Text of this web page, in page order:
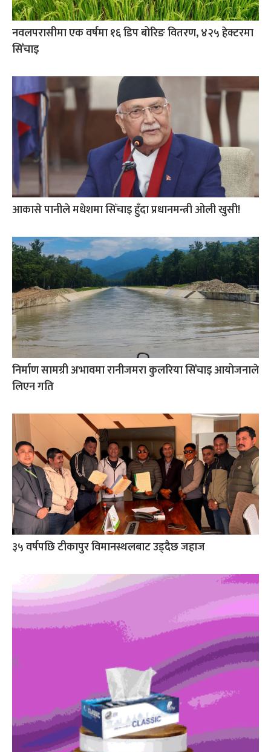
नवलपरासीमा एक वर्षमा १६ डिप बोरिङ वितरण, ४२५ हेक्टरमा
सिँचाइ
आकासे पानीले मधेशमा सिँचाइ हुँदा प्रधानमन्त्री ओली खुसी!
निर्माण सामग्री अभावमा रानीजमरा कुलरिया सिँचाइ आयोजनाले
लिएन गति
३५ वर्षपछि टीकापुर विमानस्थलबाट उड्दैछ जहाज